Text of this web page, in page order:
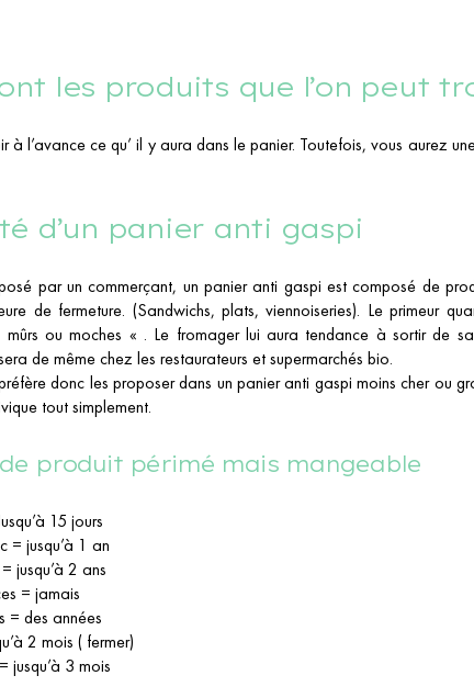
les produits que l’on peut
à l’avance ce qu’ il y aura dans le panier. Toutefois, vous aurez
d’un panier anti gaspi
par un commerçant, un panier anti gaspi est composé de
de fermeture. (Sandwichs, plats, viennoiseries). Le primeur
ou moches « . Le fromager lui aura tendance à sortir de
de même chez les restaurateurs et supermarchés bio.
donc les proposer dans un panier anti gaspi moins cher ou
tout simplement.
produit périmé mais mangeable
15 jours
= jusqu’à 1 an
jusqu’à 2 ans
= jamais
= des années
2 mois ( fermer)
jusqu’à 3 mois